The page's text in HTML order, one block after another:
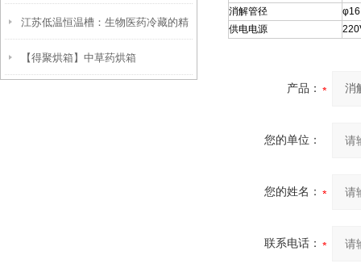
助力农产品监管
江苏低温恒温槽：生物医药冷藏的精
准控温设备
【得聚烘箱】中草药烘箱
消解管径
供电电源
产品：
您的单位：
您的姓名：
联系电话：